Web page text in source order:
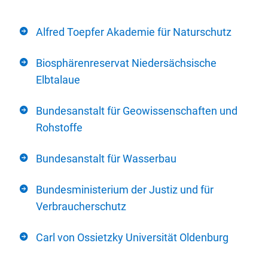
Alfred Toepfer Akademie für Naturschutz
Biosphärenreservat Niedersächsische
Elbtalaue
Bundesanstalt für Geowissenschaften und
Rohstoffe
Bundesanstalt für Wasserbau
Bundesministerium der Justiz und für
Verbraucherschutz
Carl von Ossietzky Universität Oldenburg